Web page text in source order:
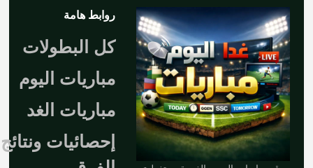
روابط هامة
كل البطولات
مباريات اليوم
مباريات الغد
إحصائيات ونتائج